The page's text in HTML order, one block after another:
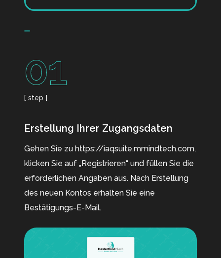
01
[ step ]
Erstellung Ihrer Zugangsdaten
Gehen Sie zu https://iaqsuite.mmindtech.com,
klicken Sie auf „Registrieren“ und füllen Sie die
erforderlichen Angaben aus. Nach Erstellung
des neuen Kontos erhalten Sie eine
Bestätigungs-E-Mail.